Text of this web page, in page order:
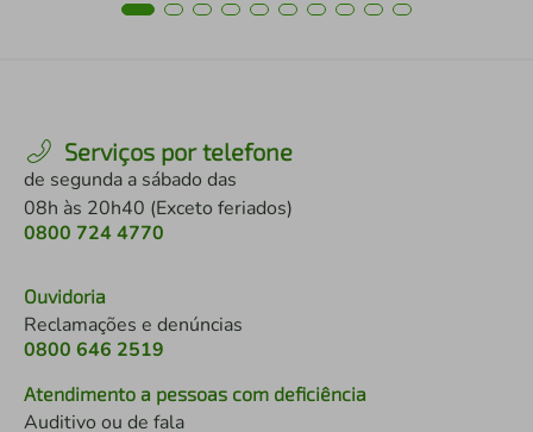
Serviços por telefone
de segunda a sábado das
08h às 20h40 (Exceto feriados)
0800 724 4770
Ouvidoria
Reclamações e denúncias
0800 646 2519
Atendimento a pessoas com deficiência
Auditivo ou de fala